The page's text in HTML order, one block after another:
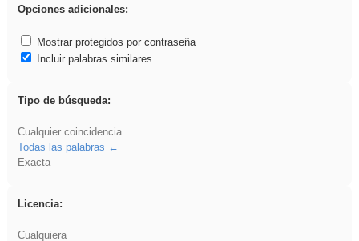
Opciones adicionales:
Mostrar protegidos por contraseña
Incluir palabras similares
Tipo de búsqueda:
Cualquier coincidencia
Todas las palabras
Exacta
Licencia:
Cualquiera